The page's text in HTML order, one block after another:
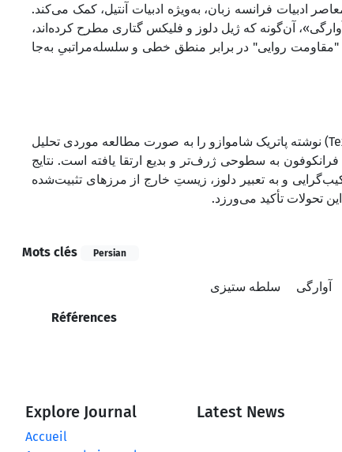
ادبیات فرانسه زبان، به‌ویژه ادبیات آنتیل، کمک می‌کند.
آن‌گونه که ژیل دلوز و فلیکس گتاری مطرح کرده‌اند،
روایی" در برابر منطق خطی و سلسله‌مراتبیِ به‌جا
مقاله با استفاده از رویکردی کیفی، هرمنوتیکی و میان‌رشته‌ای، رمان تکساکو (Texaco) نوشته پاتریک شاموازو را به صورت مطالعه موردی تحلیل
به سطوحی ژرف‌تر و بدیع ارتقا یافته است. نتایج
و به تعبیر دلوز، زیستِ خارج از مرزهای تثبیت‌شده
تحولات تأکید می‌ورزد.
Mots clés Persian
آوارگی سلطه ستیزی
Références
Explore Journal
Accueil
Latest News